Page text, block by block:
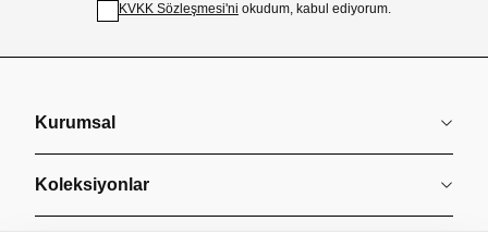
KVKK Sözleşmesi'ni okudum, kabul ediyorum.
Kurumsal
Koleksiyonlar